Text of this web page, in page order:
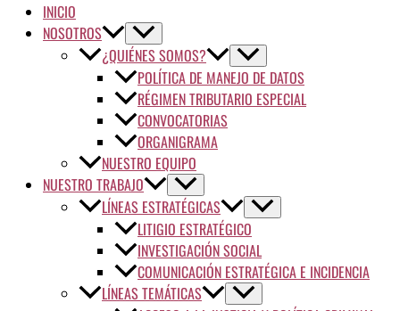
INICIO
NOSOTROS
¿QUIÉNES SOMOS?
POLÍTICA DE MANEJO DE DATOS
RÉGIMEN TRIBUTARIO ESPECIAL
CONVOCATORIAS
ORGANIGRAMA
NUESTRO EQUIPO
NUESTRO TRABAJO
LÍNEAS ESTRATÉGICAS
LITIGIO ESTRATÉGICO
INVESTIGACIÓN SOCIAL
COMUNICACIÓN ESTRATÉGICA E INCIDENCIA
LÍNEAS TEMÁTICAS